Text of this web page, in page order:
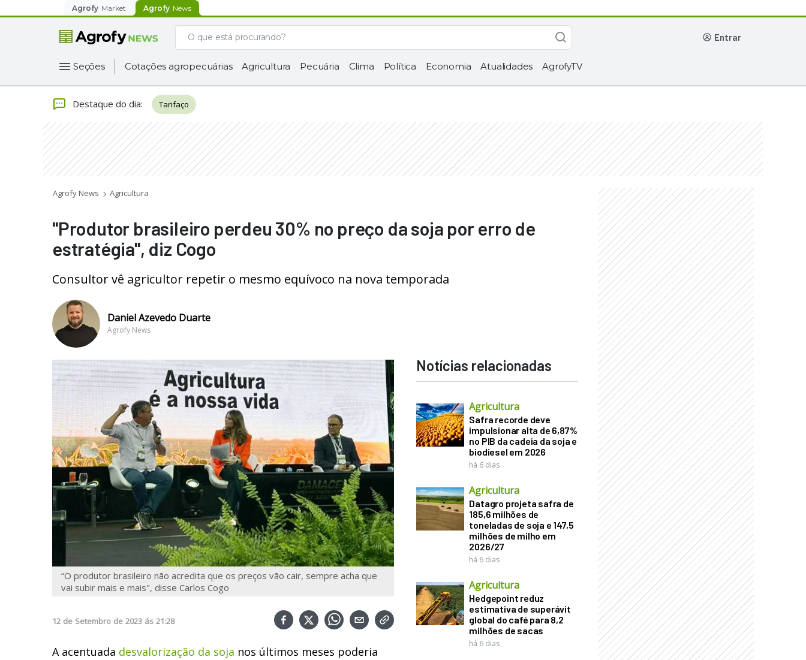
Agrofy Market Agrofy News
entrar
Seções Cotações agropecuárias Agricultura Pecuária Clima Política Economia Atualidades AgrofyTV
Destaque do dia: Tarifaço
Agrofy News Agricultura
"Produtor brasileiro perdeu 30% no preço da soja por erro de
estratégia", diz Cogo
Consultor vê agricultor repetir o mesmo equívoco na nova temporada
Daniel Azevedo Duarte
Agrofy News
“O produtor brasileiro não acredita que os preços vão cair, sempre acha que
vai subir mais e mais", disse Carlos Cogo
12 de Setembro de 2023 ás 21:28
A acentuada desvalorização da soja nos últimos meses poderia
Notícias relacionadas
Agricultura
Safra recorde deve
impulsionar alta de 6,87%
no PIB da cadeia da soja e
biodiesel em 2026
há 6 dias
Agricultura
Datagro projeta safra de
185,6 milhões de
toneladas de soja e 147,5
milhões de milho em
2026/27
há 6 dias
Agricultura
Hedgepoint reduz
estimativa de superávit
global do café para 8,2
milhões de sacas
há 6 dias